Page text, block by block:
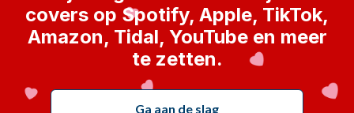
covers op Spotify, Apple, TikTok,
Amazon, Tidal, YouTube en meer
te zetten.
Ga aan de slag